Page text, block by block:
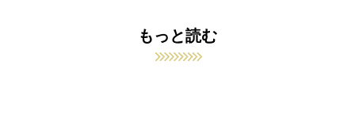
もっと読む